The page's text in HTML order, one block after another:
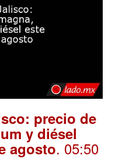
precio de
y diésel
agosto. 05:50